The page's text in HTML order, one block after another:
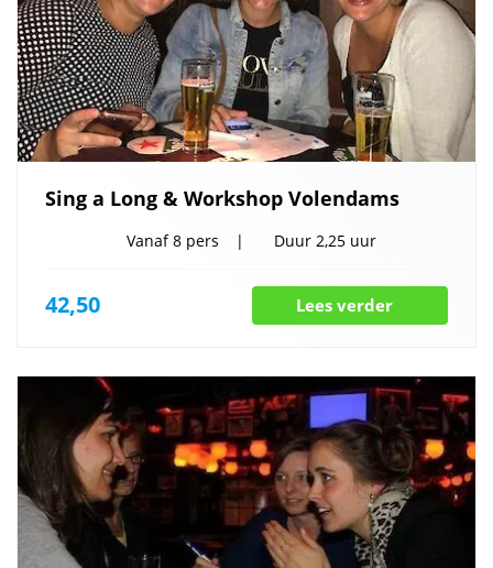
Sing a Long & Workshop Volendams
Vanaf8 pers Duur 2,25 uur
42,50 Lees verder